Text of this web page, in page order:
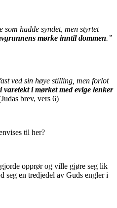
som hadde syndet, men styrtet
mørke inntil dommen.”
ved sin høye stilling, men forlot
varetekt i mørket med evige lenker
brev, vers 6)
til her?
opprør og ville gjøre seg lik
seg en tredjedel av Guds engler i